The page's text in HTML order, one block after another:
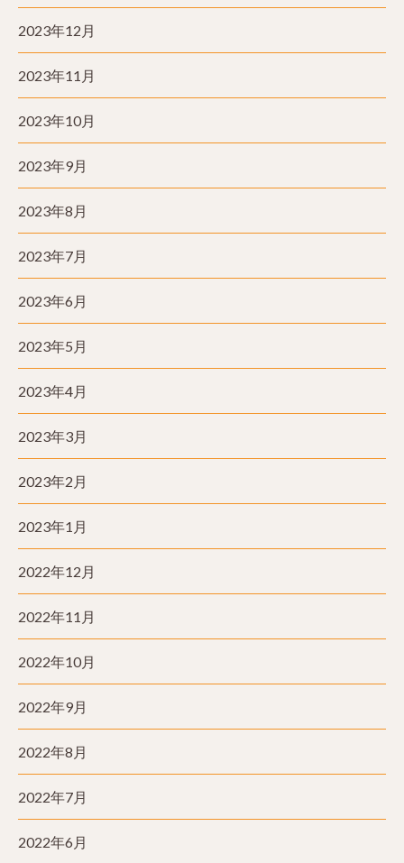
2023年12月
2023年11月
2023年10月
2023年9月
2023年8月
2023年7月
2023年6月
2023年5月
2023年4月
2023年3月
2023年2月
2023年1月
2022年12月
2022年11月
2022年10月
2022年9月
2022年8月
2022年7月
2022年6月